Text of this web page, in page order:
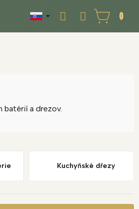
NÁKUPNÝ
KOŠÍK
batérií a drezov.
Kuchyňské dřezy